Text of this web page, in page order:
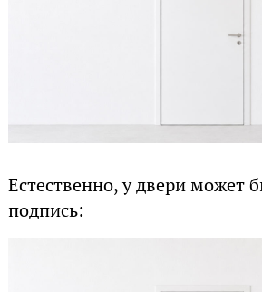
Естественно, у двери может
подпись: